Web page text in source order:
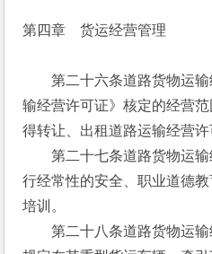
第四章　货运经营管理
第二十六条道路货物运输
输经营许可证》核定的经营
得转让、出租道路运输经营许
第二十七条道路货物运输
行经常性的安全、职业道德
培训。
第二十八条道路货物运输